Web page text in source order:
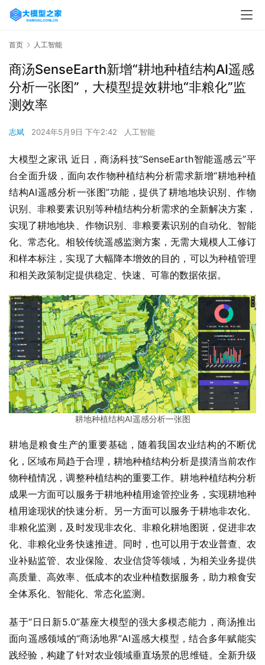
首页 人工智能
商汤SenseEarth新增“耕地种植结构AI遥感
分析一张图”，大模型提效耕地“非粮化”监
测效率
志斌 2024年5月9日 下午2:42 人工智能
大模型之家讯 近日，商汤科技“SenseEarth智能遥感云”平
台全面升级，面向农作物种植结构分析需求新增“耕地种植
结构AI遥感分析一张图”功能，提供了耕地地块识别、作物
识别、非粮要素识别等种植结构分析需求的全新解决方案，
实现了耕地地块、作物识别、非粮要素识别的自动化、智能
化、常态化。相较传统遥感监测方案，无需大规模人工修订
和样本标注，实现了大幅降本增效的目的，可以为种植管理
和相关政策制定提供稳定、快速、可靠的数据依据。
耕地种植结构AI遥感分析一张图
耕地是粮食生产的重要基础，随着我国农业结构的不断优
化，区域布局趋于合理，耕地种植结构分析是摸清当前农作
物种植情况，调整种植结构的重要工作。耕地种植结构分析
成果一方面可以服务于耕地种植用途管控业务，实现耕地种
植用途现状的快速分析。另一方面可以服务于耕地非农化、
非粮化监测，及时发现非农化、非粮化耕地图斑，促进非农
化、非粮化业务快速推进。同时，也可以用于农业普查、农
业补贴监管、农业保险、农业信贷等领域，为相关业务提供
高质量、高效率、低成本的农业种植数据服务，助力粮食安
全体系化、智能化、常态化监测。
基于“日日新5.0”基座大模型的强大多模态能力，商汤推出
面向遥感领域的“商汤地界”AI遥感大模型，结合多年赋能实
践经验，构建了针对农业领域垂直场景的思维链。全新升级